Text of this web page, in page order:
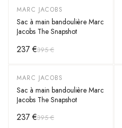
-40%
MARC JACOBS
Sac à main bandoulière Marc
Jacobs The Snapshot
237 €395 €
-40%
MARC JACOBS
Sac à main bandoulière Marc
Jacobs The Snapshot
237 €395 €